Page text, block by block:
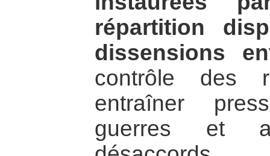
répartition
dissensions
contrôle des
entraîner
guerres et